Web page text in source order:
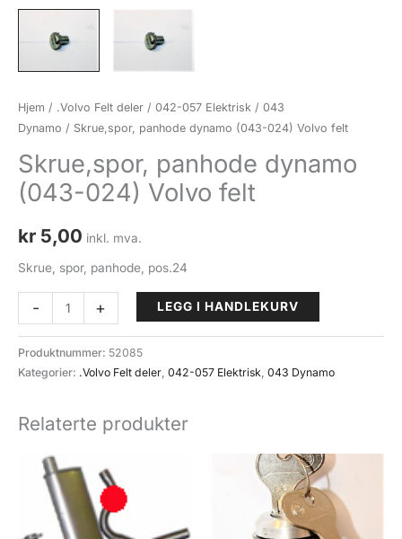
Hjem / .Volvo Felt deler / 042-057 Elektrisk / 043
Dynamo / Skrue,spor, panhode dynamo (043-024) Volvo felt
Skrue,spor, panhode dynamo
(043-024) Volvo felt
kr 5,00 inkl. mva.
Skrue, spor, panhode, pos.24
-
Skrue,spor,
panhode
dynamo
(043-
Volvo
antall
+ LEGG I HANDLEKURV
Produktnummer: 52085
Kategorier: .Volvo Felt deler 042-057 Elektrisk 043 Dynamo
Relaterte produkter